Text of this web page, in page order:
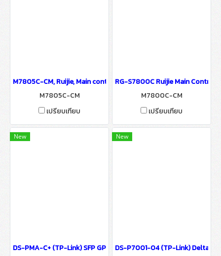
M7805C-CM, Ruijie, Main control card for S7805C
M7805C-CM
เปรียบเทียบ
RG-S7800C Ruijie Main Control
M7800C-CM
เปรียบเทียบ
New
DS-PMA-C+ (TP-Link) SFP GPON Class C+ SFP Module wifi &
New
DS-P7001-04 (TP-Link)